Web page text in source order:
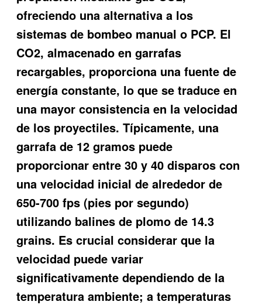
ofreciendo una alternativa a los
sistemas de bombeo manual o PCP. El
CO2, almacenado en garrafas
recargables, proporciona una fuente de
energía constante, lo que se traduce en
una mayor consistencia en la velocidad
de los proyectiles. Típicamente, una
garrafa de 12 gramos puede
proporcionar entre 30 y 40 disparos con
una velocidad inicial de alrededor de
650-700 fps (pies por segundo)
utilizando balines de plomo de 14.3
grains. Es crucial considerar que la
velocidad puede variar
significativamente dependiendo de la
temperatura ambiente; a temperaturas